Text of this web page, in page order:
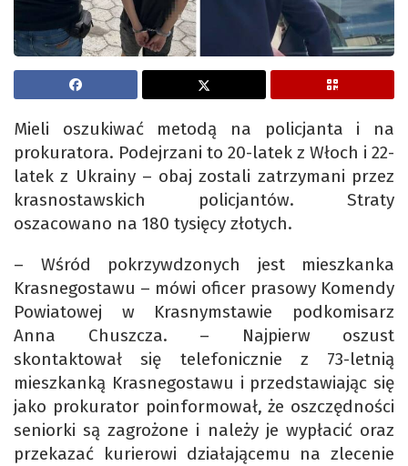
Mieli oszukiwać metodą na policjanta i na
prokuratora. Podejrzani to 20-latek z Włoch i 22-
latek z Ukrainy – obaj zostali zatrzymani przez
krasnostawskich policjantów. Straty
oszacowano na 180 tysięcy złotych.
– Wśród pokrzywdzonych jest mieszkanka
Krasnegostawu – mówi oficer prasowy Komendy
Powiatowej w Krasnymstawie podkomisarz
Anna Chuszcza. – Najpierw oszust
skontaktował się telefonicznie z 73-letnią
mieszkanką Krasnegostawu i przedstawiając się
jako prokurator poinformował, że oszczędności
seniorki są zagrożone i należy je wypłacić oraz
przekazać kurierowi działającemu na zlecenie